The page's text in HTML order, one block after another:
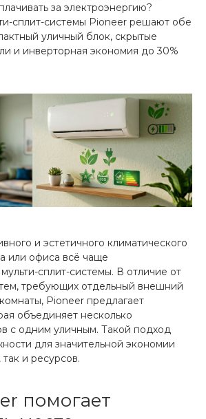
за электроэнергию?
сплит-системы Pioneer решают обе
уличный блок, скрытые
и инверторная экономия до 30%
и эстетичного климатического
или офиса всё чаще
сплит-системы. В отличие от
требующих отдельный внешний
Pioneer предлагает
объединяет несколько
с одним уличным. Такой подход
для значительной экономии
так и ресурсов.
помогает